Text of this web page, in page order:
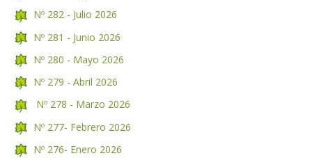
Nº 282 - Julio 2026
Nº 281 - Junio 2026
Nº 280 - Mayo 2026
Nº 279 - Abril 2026
Nº 278 - Marzo 2026
Nº 277- Febrero 2026
Nº 276- Enero 2026